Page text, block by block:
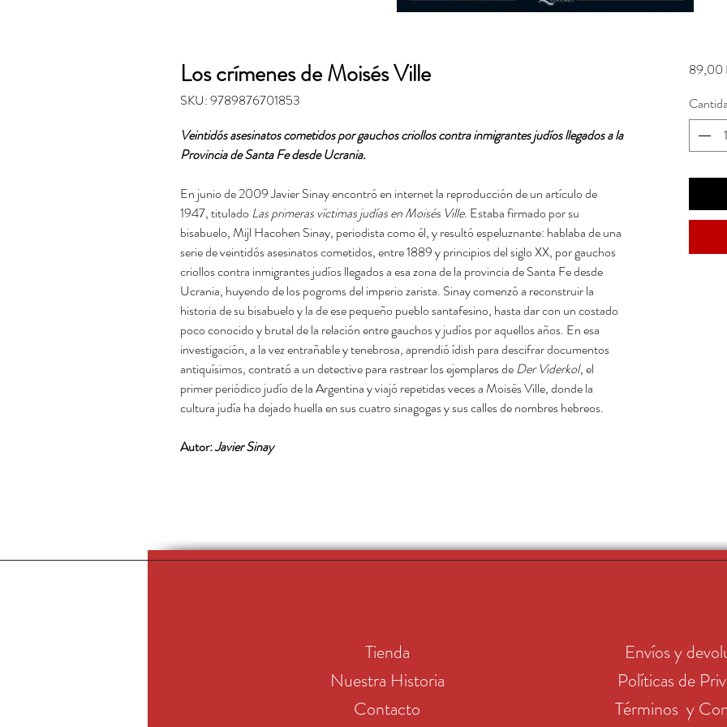
Los crímenes de Moisés Ville
SKU: 9789876701853
Veintidós asesinatos cometidos por gauchos criollos contra inmigrantes judíos llegados a la
Provincia de Santa Fe desde Ucrania.
En junio de 2009 Javier Sinay encontró en internet la reproducción de un artículo de
1947, titulado Las primeras víctimas judías en Moisés Ville. Estaba firmado por su
bisabuelo, Mijl Hacohen Sinay, periodista como él, y resultó espeluznante: hablaba de una
serie de veintidós asesinatos cometidos, entre 1889 y principios del siglo XX, por gauchos
criollos contra inmigrantes judíos llegados a esa zona de la provincia de Santa Fe desde
Ucrania, huyendo de los pogroms del imperio zarista. Sinay comenzó a reconstruir la
historia de su bisabuelo y la de ese pequeño pueblo santafesino, hasta dar con un costado
poco conocido y brutal de la relación entre gauchos y judíos por aquellos años. En esa
investigación, a la vez entrañable y tenebrosa, aprendió ídish para descifrar documentos
antiquísimos, contrató a un detective para rastrear los ejemplares deDer Viderkol, el
primer periódico judío de la Argentina y viajó repetidas veces a Moisés Ville, donde la
cultura judía ha dejado huella en sus cuatro sinagogas y sus calles de nombres hebreos.
Autor:Javier Sinay
89,00
Tienda
Nuestra Historia
Contacto
Envíos y
Políticas de
Términos y